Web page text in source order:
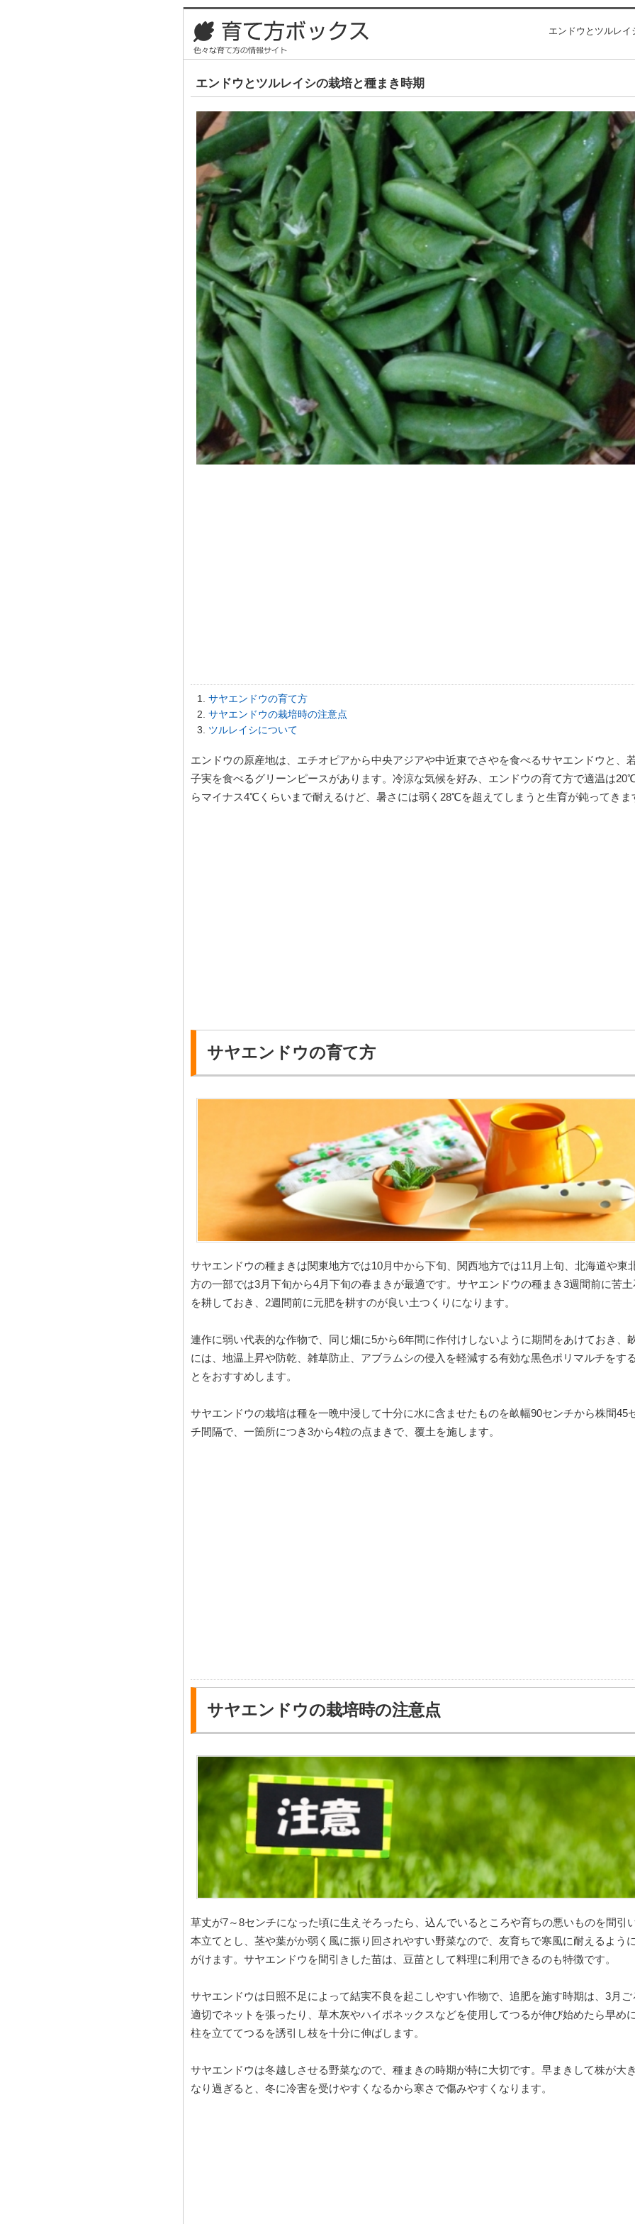
エンドウとツルレ
エンドウとツルレイシの栽培と種まき時期
サヤエンドウの育て方
サヤエンドウの栽培時の注意点
ツルレイシについて
エンドウの原産地は、エチオピアから中央アジアや中近東でさやを食べるサヤエンドウと、
子実を食べるグリーンピースがあります。冷涼な気候を好み、エンドウの育て方で適温は
らマイナス4℃くらいまで耐えるけど、暑さには弱く28℃を超えてしまうと生育が鈍ってきま
サヤエンドウの育て方
サヤエンドウの種まきは関東地方では10月中から下旬、関西地方では11月上旬、北海道や東
方の一部では3月下旬から4月下旬の春まきが最適です。サヤエンドウの種まき3週間前に苦
を耕しておき、2週間前に元肥を耕すのが良い土つくりになります。
連作に弱い代表的な作物で、同じ畑に5から6年間に作付けしないように期間をあけておき、
には、地温上昇や防乾、雑草防止、アブラムシの侵入を軽減する有効な黒色ポリマルチをす
とをおすすめします。
サヤエンドウの栽培は種を一晩中浸して十分に水に含ませたものを畝幅90センチから株間45
チ間隔で、一箇所につき3から4粒の点まきで、覆土を施します。
サヤエンドウの栽培時の注意点
草丈が7～8センチになった頃に生えそろったら、込んでいるところや育ちの悪いものを間引
本立てとし、茎や葉がか弱く風に振り回されやすい野菜なので、友育ちで寒風に耐えるよう
がけます。サヤエンドウを間引きした苗は、豆苗として料理に利用できるのも特徴です。
サヤエンドウは日照不足によって結実不良を起こしやすい作物で、追肥を施す時期は、3月ご
適切でネットを張ったり、草木灰やハイポネックスなどを使用してつるが伸び始めたら早め
柱を立ててつるを誘引し枝を十分に伸ばします。
サヤエンドウは冬越しさせる野菜なので、種まきの時期が特に大切です。早まきして株が大
なり過ぎると、冬に冷害を受けやすくなるから寒さで傷みやすくなります。